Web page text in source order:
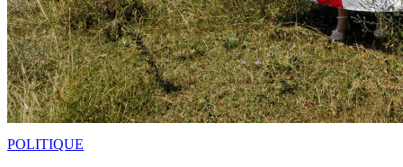
POLITIQUE